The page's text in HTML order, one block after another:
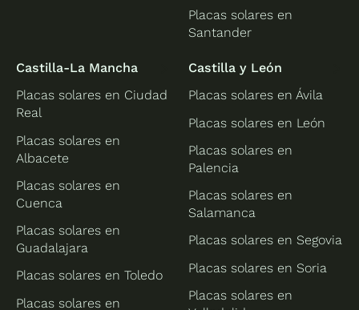
Placas solares en
Santander
Castilla-La Mancha
Placas solares en Ciudad
Real
Placas solares en
Albacete
Placas solares en
Cuenca
Placas solares en
Guadalajara
Placas solares en Toledo
Placas solares en
Castilla y León
Placas solares en Ávila
Placas solares en León
Placas solares en
Palencia
Placas solares en
Salamanca
Placas solares en Segovia
Placas solares en Soria
Placas solares en